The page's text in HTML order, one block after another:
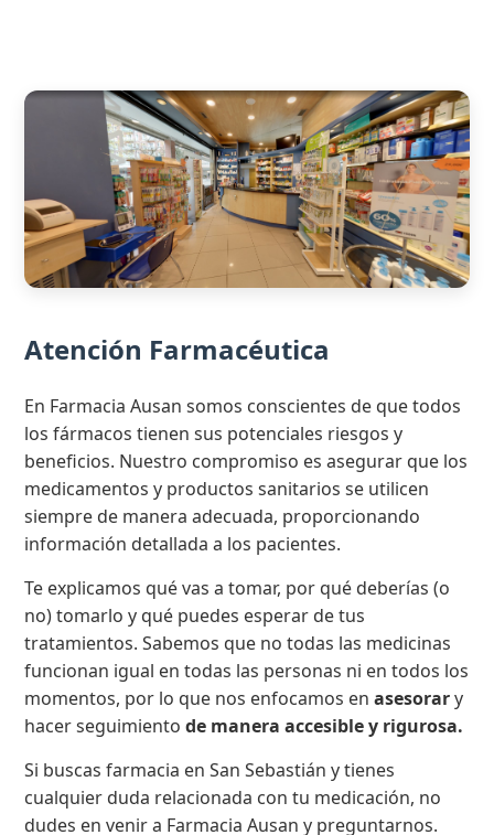
Atención Farmacéutica
En Farmacia Ausan somos conscientes de que todos
los fármacos tienen sus potenciales riesgos y
beneficios. Nuestro compromiso es asegurar que los
medicamentos y productos sanitarios se utilicen
siempre de manera adecuada, proporcionando
información detallada a los pacientes.
Te explicamos qué vas a tomar, por qué deberías (o
no) tomarlo y qué puedes esperar de tus
tratamientos. Sabemos que no todas las medicinas
funcionan igual en todas las personas ni en todos los
momentos, por lo que nos enfocamos enasesorary
hacer seguimientode manera accesible y rigurosa.
Si buscas farmacia en San Sebastián y tienes
cualquier duda relacionada con tu medicación, no
dudes en venir a Farmacia Ausan y preguntarnos.